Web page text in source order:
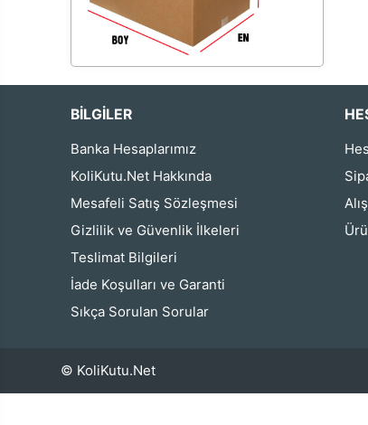
BİLGİLER
Banka Hesaplarımız
KoliKutu.Net Hakkında
Mesafeli Satış Sözleşmesi
Gizlilik ve Güvenlik İlkeleri
Teslimat Bilgileri
İade Koşulları ve Garanti
Sıkça Sorulan Sorular
© KoliKutu.Net